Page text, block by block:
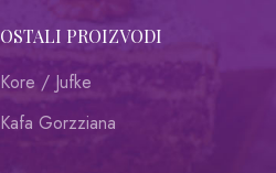
OSTALI PROIZVODI
Kore / Jufke
Kafa Gorzziana